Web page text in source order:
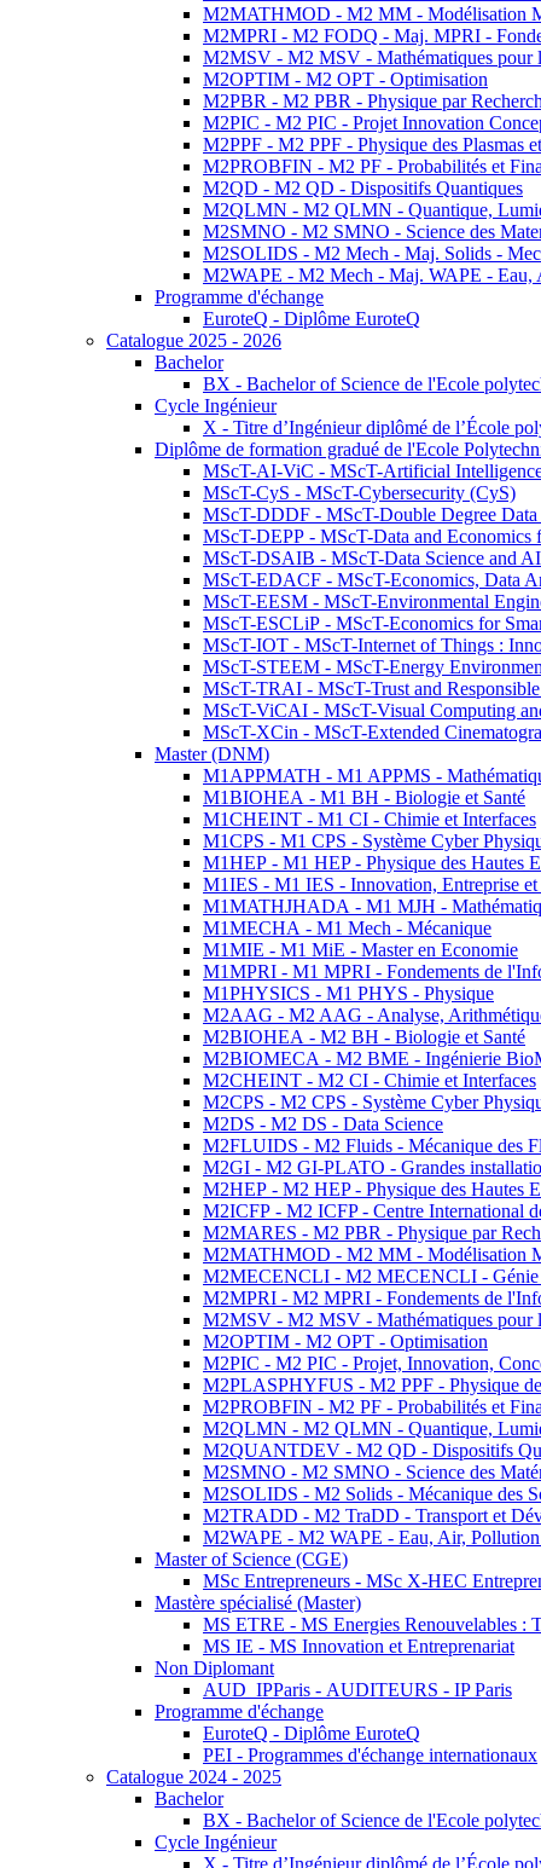
M2MATHMOD - M2 MM - Modélisation
M2MPRI - M2 FODQ - Maj. MPRI -
M2MSV - M2 MSV - Mathématiques pour
M2OPTIM - M2 OPT - Optimisation
M2PBR - M2 PBR - Physique par
M2PIC - M2 PIC - Projet Innovation
M2PPF - M2 PPF - Physique des Plasmas
M2PROBFIN - M2 PF - Probabilités et
M2QD - M2 QD - Dispositifs Quantiques
M2QLMN - M2 QLMN - Quantique,
M2SMNO - M2 SMNO - Science des
M2SOLIDS - M2 Mech - Maj. Solids -
M2WAPE - M2 Mech - Maj. WAPE - Eau,
Programme d'échange
EuroteQ - Diplôme EuroteQ
Catalogue 2025 - 2026
Bachelor
BX - Bachelor of Science de l'Ecole
Cycle Ingénieur
X - Titre d’Ingénieur diplômé de l’École
Diplôme de formation gradué de l'Ecole
MScT-AI-ViC - MScT-Artificial
MScT-CyS - MScT-Cybersecurity (CyS)
MScT-DDDF - MScT-Double Degree
MScT-DEPP - MScT-Data and
MScT-DSAIB - MScT-Data Science and
MScT-EDACF - MScT-Economics, Data
MScT-EESM - MScT-Environmental
MScT-ESCLiP - MScT-Economics for
MScT-IOT - MScT-Internet of Things :
MScT-STEEM - MScT-Energy
MScT-TRAI - MScT-Trust and
MScT-ViCAI - MScT-Visual Computing
MScT-XCin - MScT-Extended
Master (DNM)
M1APPMATH - M1 APPMS -
M1BIOHEA - M1 BH - Biologie et Santé
M1CHEINT - M1 CI - Chimie et Interfaces
M1CPS - M1 CPS - Système Cyber
M1HEP - M1 HEP - Physique des Hautes
M1IES - M1 IES - Innovation, Entreprise et
M1MATHJHADA - M1 MJH -
M1MECHA - M1 Mech - Mécanique
M1MIE - M1 MiE - Master en Economie
M1MPRI - M1 MPRI - Fondements de
M1PHYSICS - M1 PHYS - Physique
M2AAG - M2 AAG - Analyse,
M2BIOHEA - M2 BH - Biologie et Santé
M2BIOMECA - M2 BME - Ingénierie
M2CHEINT - M2 CI - Chimie et Interfaces
M2CPS - M2 CPS - Système Cyber
M2DS - M2 DS - Data Science
M2FLUIDS - M2 Fluids - Mécanique des
M2GI - M2 GI-PLATO - Grandes
M2HEP - M2 HEP - Physique des Hautes
M2ICFP - M2 ICFP - Centre International
M2MARES - M2 PBR - Physique par
M2MATHMOD - M2 MM - Modélisation
M2MECENCLI - M2 MECENCLI - Génie
M2MPRI - M2 MPRI - Fondements de
M2MSV - M2 MSV - Mathématiques pour
M2OPTIM - M2 OPT - Optimisation
M2PIC - M2 PIC - Projet, Innovation,
M2PLASPHYFUS - M2 PPF - Physique
M2PROBFIN - M2 PF - Probabilités et
M2QLMN - M2 QLMN - Quantique,
M2QUANTDEV - M2 QD - Dispositifs
M2SMNO - M2 SMNO - Science des
M2SOLIDS - M2 Solids - Mécanique des
M2TRADD - M2 TraDD - Transport et
M2WAPE - M2 WAPE - Eau, Air, Pollution
Master of Science (CGE)
MSc Entrepreneurs - MSc X-HEC
Mastère spécialisé (Master)
MS ETRE - MS Energies Renouvelables :
MS IE - MS Innovation et Entreprenariat
Non Diplomant
AUD_IPParis - AUDITEURS - IP Paris
Programme d'échange
EuroteQ - Diplôme EuroteQ
PEI - Programmes d'échange internationaux
Catalogue 2024 - 2025
Bachelor
BX - Bachelor of Science de l'Ecole
Cycle Ingénieur
X - Titre d’Ingénieur diplômé de l’École